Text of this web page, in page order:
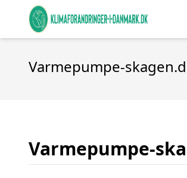
Varmepumpe-
Varmepumpe-